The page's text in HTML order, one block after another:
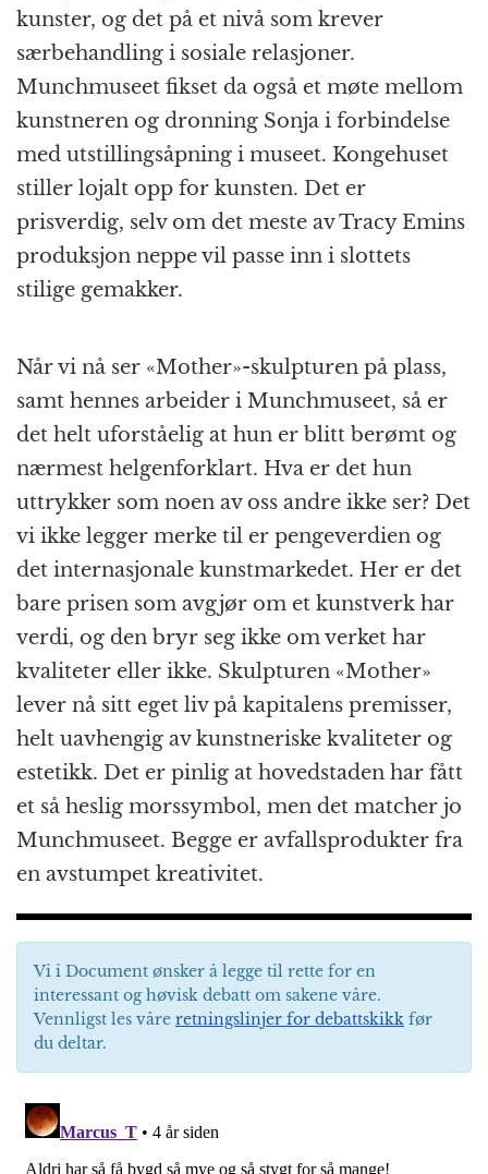
kunster, og det på et nivå som krever
særbehandling i sosiale relasjoner.
Munchmuseet fikset da også et møte mellom
kunstneren og dronning Sonja i forbindelse
med utstillingsåpning i museet. Kongehuset
stiller lojalt opp for kunsten. Det er
prisverdig, selv om det meste av Tracy Emins
produksjon neppe vil passe inn i slottets
stilige gemakker.
Når vi nå ser «Mother»-skulpturen på plass,
samt hennes arbeider i Munchmuseet, så er
det helt uforståelig at hun er blitt berømt og
nærmest helgenforklart. Hva er det hun
uttrykker som noen av oss andre ikke ser? Det
vi ikke legger merke til er pengeverdien og
det internasjonale kunstmarkedet. Her er det
bare prisen som avgjør om et kunstverk har
verdi, og den bryr seg ikke om verket har
kvaliteter eller ikke. Skulpturen «Mother»
lever nå sitt eget liv på kapitalens premisser,
helt uavhengig av kunstneriske kvaliteter og
estetikk. Det er pinlig at hovedstaden har fått
et så heslig morssymbol, men det matcher jo
Munchmuseet. Begge er avfallsprodukter fra
en avstumpet kreativitet.
Vi i Document ønsker å legge til rette for en
interessant og høvisk debatt om sakene våre.
Vennligst les våre retningslinjer for debattskikk før
du deltar.